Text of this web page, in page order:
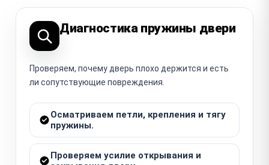
Диагностика пружины двери
Проверяем, почему дверь плохо держится и есть
ли сопутствующие повреждения.
Осматриваем петли, крепления и тягу
пружины.
Проверяем усилие открывания и